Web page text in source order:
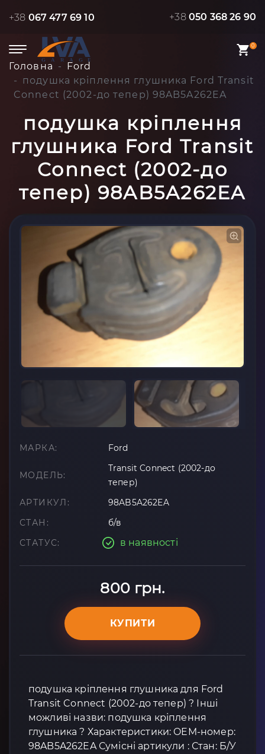
+38 067 477 69 10 +38 050 368 26 90
0
Головна
Ford
подушка кріплення глушника Ford Transit
Connect (2002-до тепер) 98AB5A262EA
подушка кріплення
глушника Ford Transit
Connect (2002-до
тепер) 98AB5A262EA
МАРКА: Ford
МОДЕЛЬ:
Transit Connect (2002-до
тепер)
АРТИКУЛ:
98AB5A262EA
СТАН:
б/в
СТАТУС:
в наявності
800 грн.
КУПИТИ
подушка кріплення глушника для Ford
Transit Connect (2002-до тепер) ? Інші
можливі назви: подушка кріплення
глушника ? Характеристики: OEM-номер:
98AB5A262EA Сумісні артикули : Стан: Б/У